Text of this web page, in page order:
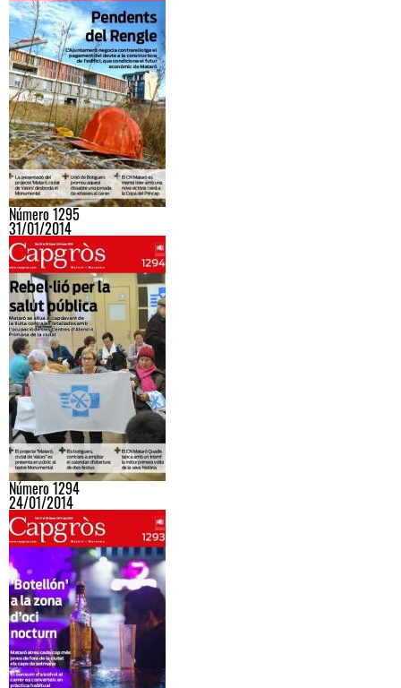
Número 1295
31/01/2014
Número 1294
24/01/2014